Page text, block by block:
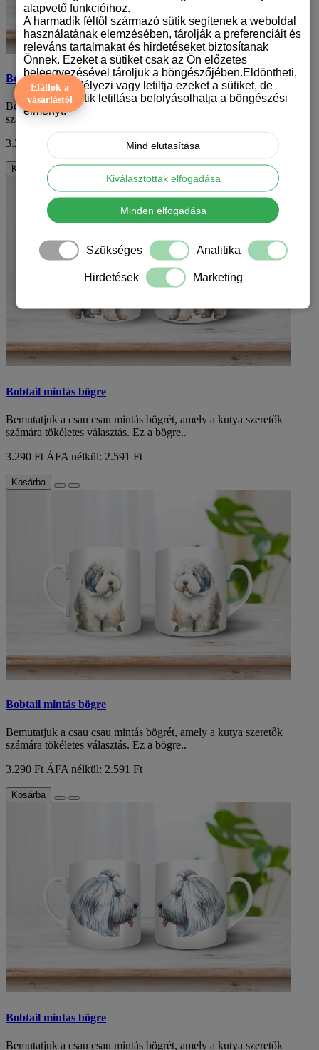
Bobtail mintás bögre
Bemutatjuk a csau csau mintás bögrét, amely a kutya szeretők
számára tökéletes választás. Ez a bögre..
3.290 Ft ÁFA nélkül: 2.591 Ft
Kosárba
Bobtail mintás bögre
Bemutatjuk a csau csau mintás bögrét, amely a kutya szeretők
számára tökéletes választás. Ez a bögre..
3.290 Ft ÁFA nélkül: 2.591 Ft
Kosárba
Bobtail mintás bögre
Bemutatjuk a csau csau mintás bögrét, amely a kutya szeretők
számára tökéletes választás. Ez a bögre..
3.290 Ft ÁFA nélkül: 2.591 Ft
Kosárba
Bobtail mintás bögre
Bemutatjuk a csau csau mintás bögrét, amely a kutya szeretők
Elállok a
vásárlástól
alapvető funkcióihoz.
A harmadik féltől származó sütik segítenek a weboldal
használatának elemzésében, tárolják a preferenciáit és
releváns tartalmakat és hirdetéseket biztosítanak
Önnek. Ezeket a sütiket csak az Ön előzetes
beleegyezésével tároljuk a böngészőjében.Eldöntheti,
hogy engedélyezi vagy letiltja ezeket a sütiket, de
bizonyos sütik letiltása befolyásolhatja a böngészési
élményt.
Mind elutasítása
Kiválasztottak elfogadása
Minden elfogadása
Szükséges Analitika
Hirdetések Marketing